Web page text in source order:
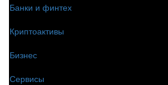
Банки и финтех
Криптоактивы
Бизнес
Сервисы